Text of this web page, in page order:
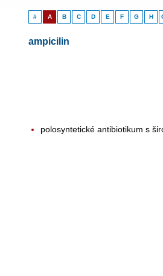
# A B C D E F G H
ampicilin
polosyntetické antibiotikum s